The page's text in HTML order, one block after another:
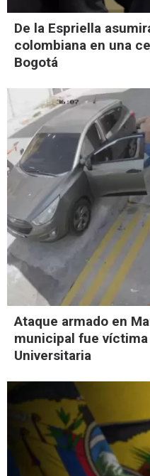
De la Espriella
colombiana en una
Bogotá
Ataque armado en
municipal fue
Universitaria